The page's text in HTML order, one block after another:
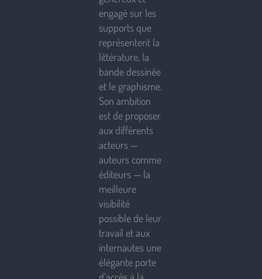
engagé sur les
supports que
représentent la
littérature, la
bande dessinée
et le graphisme.
Son ambition
est de proposer
aux différents
acteurs —
auteurs comme
éditeurs — la
meilleure
visibilité
possible de leur
travail et aux
internautes une
élégante porte